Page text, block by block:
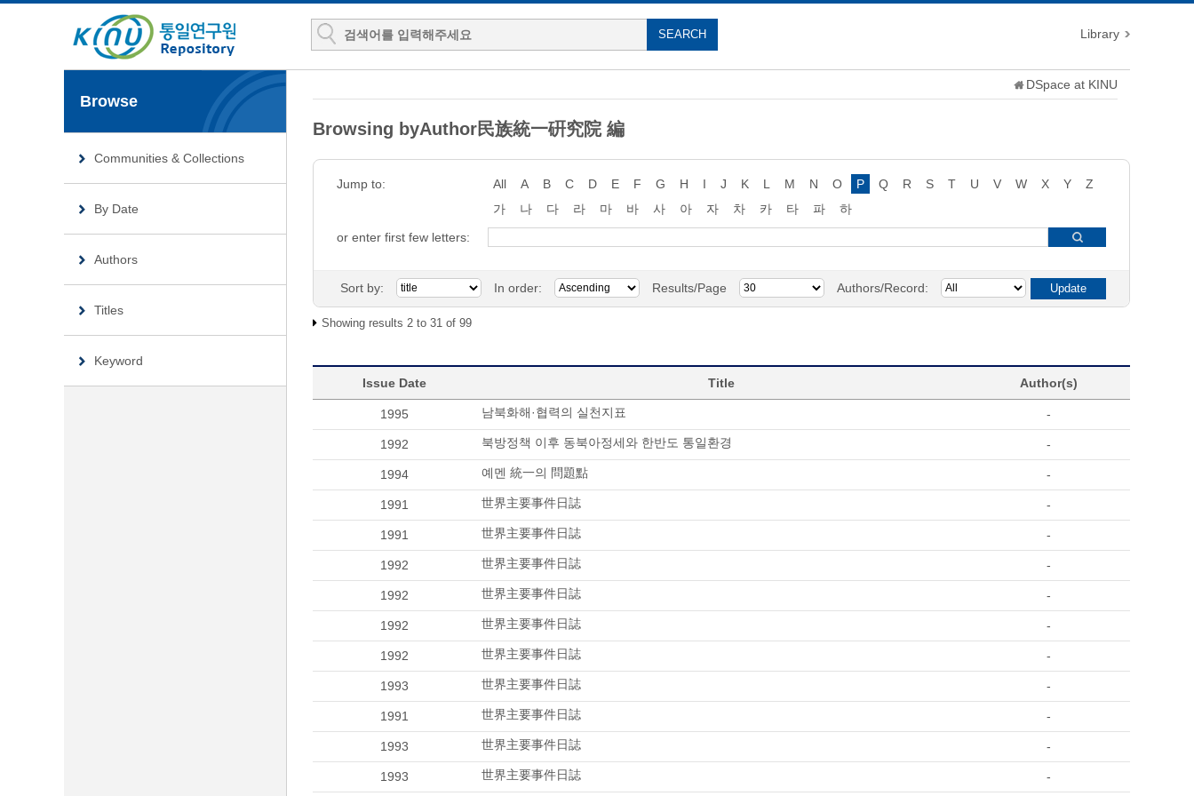
Library
Browse
Communities & Collections
By Date
Authors
Titles
Keyword
DSpace at KINU
Browsing byAuthor民族統一硏究院 編
Jump to: All A B C D E F G H I J K L M N O P Q R S T U V W X Y
Z
가
나 다 라 마 바 사 아 자 차 카 타 파
하
or enter first few letters:
Sort by: In order: Results/Page Authors/Record:
Showing results 2 to 31 of 99
Issue Date Title Author(s)
1995 남북화해·협력의 실천지표 -
1992 북방정책 이후 동북아정세와 한반도 통일환경 -
1994 예멘 統一의 問題點 -
1991 世界主要事件日誌 -
1991 世界主要事件日誌 -
1992 世界主要事件日誌 -
1992 世界主要事件日誌 -
1992 世界主要事件日誌 -
1992 世界主要事件日誌 -
1993 世界主要事件日誌 -
1991 世界主要事件日誌 -
1993 世界主要事件日誌 -
1993 世界主要事件日誌 -